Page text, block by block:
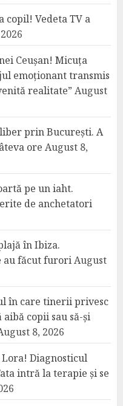
copil! Vedeta TV a
Ceușan! Micuța
emoționant transmis
realitate” August
prin București. A
ore August 8,
pe un iaht.
de anchetatori
în Ibiza.
au făcut furoriAugust
în care tinerii privesc
copii sau să-și
8, 2026
Diagnosticul
intră la terapie și se